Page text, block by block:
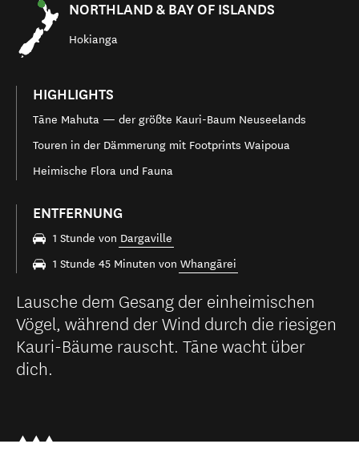
NORTHLAND & BAY OF ISLANDS
Hokianga
HIGHLIGHTS
Tāne Mahuta — der größte Kauri-Baum Neuseelands
Touren in der Dämmerung mit Footprints Waipoua
Heimische Flora und Fauna
ENTFERNUNG
1 Stunde von Dargaville
1 Stunde 45 Minuten von Whangārei
Lausche dem Gesang der einheimischen
Vögel, während der Wind durch die riesigen
Kauri-Bäume rauscht. Tāne wacht über
dich.